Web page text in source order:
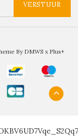
VERSTUUR
By DMWS x Plus+